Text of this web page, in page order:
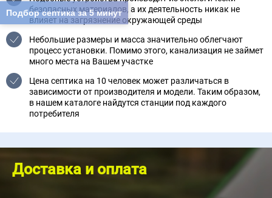
безопасных материалов, а их деятельность никак не
влияет на загрязнение окружающей среды
Небольшие размеры и масса значительно облегчают
процесс установки. Помимо этого, канализация не займет
много места на Вашем участке
Цена септика на 10 человек может различаться в
зависимости от производителя и модели. Таким образом,
в нашем каталоге найдутся станции под каждого
потребителя
Доставка и оплата
Подбор септика за 5 минут